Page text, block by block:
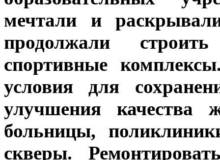
мечтали и
продолжали
спортивные
условия для
улучшения качества
больницы,
скверы.